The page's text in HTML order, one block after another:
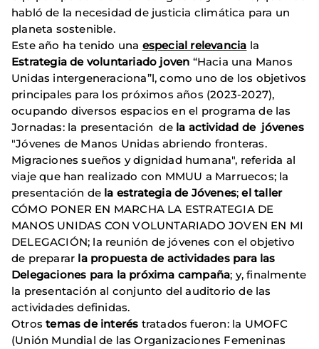
habló de la necesidad de justicia climática para un
planeta sostenible.
Este año ha tenido una especial relevancia la
Estrategia de voluntariado joven “Hacia una Manos
Unidas intergeneraciona”l, como uno de los objetivos
principales para los próximos años (2023-2027),
ocupando diversos espacios en el programa de las
Jornadas: la presentación de la actividad de jóvenes
"Jóvenes de Manos Unidas abriendo fronteras.
Migraciones sueños y dignidad humana", referida al
viaje que han realizado con MMUU a Marruecos; la
presentación de la estrategia de Jóvenes;el taller
CÓMO PONER EN MARCHA LA ESTRATEGIA DE
MANOS UNIDAS CON VOLUNTARIADO JOVEN EN MI
DELEGACIÓN; la reunión de jóvenes con el objetivo
de preparar la propuesta de actividades para las
Delegaciones para la próxima campaña; y, finalmente
la presentación al conjunto del auditorio de las
actividades definidas.
Otrostemas de interés tratados fueron: la UMOFC
(Unión Mundial de las Organizaciones Femeninas